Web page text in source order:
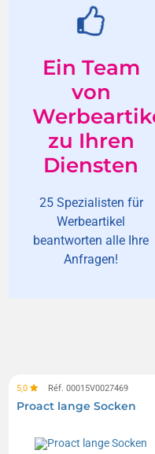
Ein Team
von
zu Ihren
Diensten
25 Spezialisten für
Werbeartikel
beantworten alle Ihre
Anfragen!
5,0 Réf. 00015V0027469
Proact lange Socken